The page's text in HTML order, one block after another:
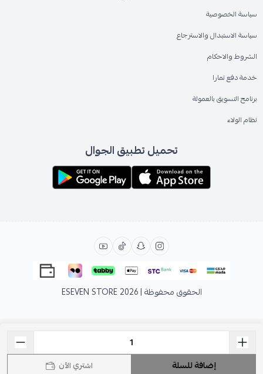
إضافة للسلة اشتري الآن
سياسة الخصوصية
سياسة الاستبدال والاسترجاع
الشروط والاحكام
خدمة دفع تمارا
برنامج التسويق بالعمولة
نظام الولاء
تحميل تطبيق الجوال
الحقوق محفوظة | 2026 ESEVEN STORE